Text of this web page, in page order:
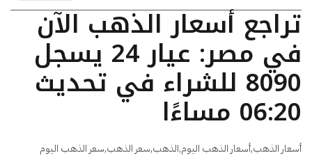
تراجع أسعار الذهب الآن
في مصر: عيار 24 يسجل
8090 للشراء في تحديث
06:20 مساءًا
أسعار الذهب,أسعار الذهب اليوم,الذهب,سعر الذهب,سعر الذهب اليوم